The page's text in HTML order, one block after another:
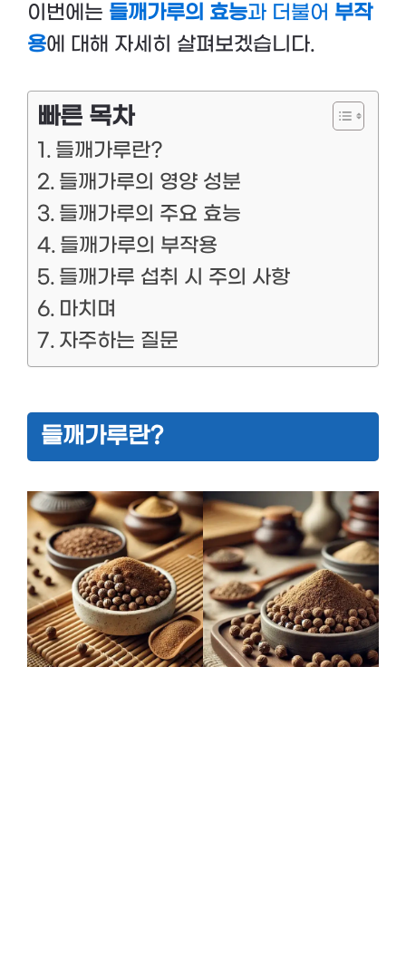
이번에는 들깨가루의 효능과 더불어 부작
용에 대해 자세히 살펴보겠습니다.
빠른 목차
들깨가루란?
들깨가루의 영양 성분
들깨가루의 주요 효능
들깨가루의 부작용
들깨가루 섭취 시 주의 사항
마치며
자주하는 질문
들깨가루란?